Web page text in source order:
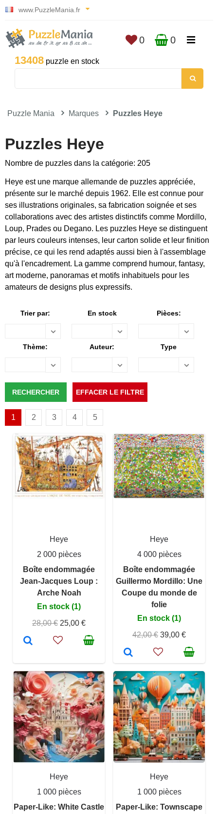
www.PuzzleMania.fr
13408 puzzle en stock
0 0
Puzzle Mania Marques Puzzles Heye
Puzzles Heye
Nombre de puzzles dans la catégorie: 205
Heye est une marque allemande de puzzles appréciée,
présente sur le marché depuis 1962. Elle est connue pour
ses illustrations originales, sa fabrication soignée et ses
collaborations avec des artistes distinctifs comme Mordillo,
Loup, Prades ou Degano. Les puzzles Heye se distinguent
par leurs couleurs intenses, leur carton solide et leur finition
précise, ce qui les rend adaptés aussi bien à l'assemblage
qu'à l'encadrement. La gamme comprend humour, fantasy,
art moderne, panoramas et motifs inhabituels pour les
amateurs de designs plus expressifs.
Trier par: En stock Pièces:
Thème: Auteur: Type
1 2 3 4 5
Heye
2 000 pièces
Boîte endommagée
Jean-Jacques Loup :
Arche Noah
En stock (1)
28,00 € 25,00 €
Heye
4 000 pièces
Boîte endommagée
Guillermo Mordillo: Une
Coupe du monde de
folie
En stock (1)
42,00 € 39,00 €
Heye
1 000 pièces
Paper-Like: White Castle
Heye
1 000 pièces
Paper-Like: Townscape